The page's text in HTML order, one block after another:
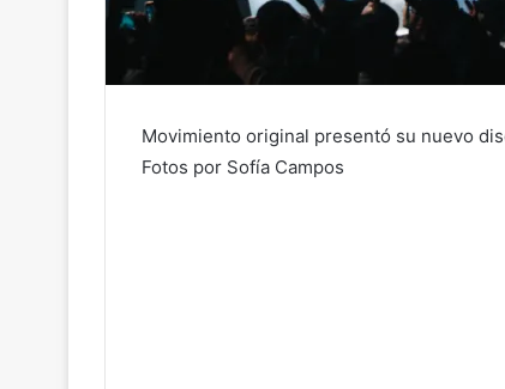
Movimiento original presentó su nuevo
Fotos por Sofía Campos